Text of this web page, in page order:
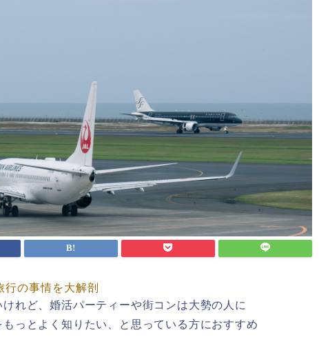
の事情を大解剖
れど、婚活パーティーや街コンは大勢の人に
っとよく知りたい、と思っている方におすすめ